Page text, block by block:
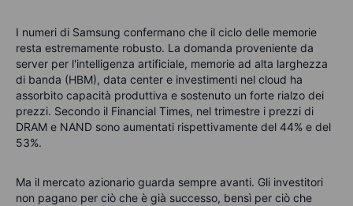
I numeri di Samsung confermano che il ciclo delle memorie
resta estremamente robusto. La domanda proveniente da
server per l'intelligenza artificiale, memorie ad alta larghezza
di banda (HBM), data center e investimenti nel cloud ha
assorbito capacità produttiva e sostenuto un forte rialzo dei
prezzi. Secondo il Financial Times, nel trimestre i prezzi di
DRAM e NAND sono aumentati rispettivamente del 44% e del
53%.
Ma il mercato azionario guarda sempre avanti. Gli investitori
non pagano per ciò che è già successo, bensì per ciò che